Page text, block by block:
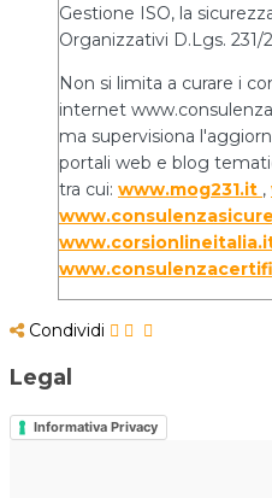
Gestione ISO, la
Organizzativi D.Lgs. 231/
Non si limita a curare i
internet
ma supervisiona
portali web e blog
tra cui: www.mog231.it ,
Condividi
Legal
Informativa Privacy